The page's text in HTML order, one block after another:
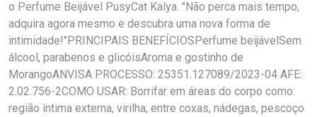
o Perfume Beijável PusyCat Kalya. "Não perca mais tempo,
adquira agora mesmo e descubra uma nova forma de
intimidade!"PRINCIPAIS BENEFÍCIOSPerfume beijávelSem
álcool, parabenos e glicóisAroma e gostinho de
MorangoANVISA PROCESSO: 25351.127089/2023-04 AFE:
2.02.756-2COMO USAR: Borrifar em áreas do corpo como:
região íntima externa, virilha, entre coxas, nádegas, pescoço.